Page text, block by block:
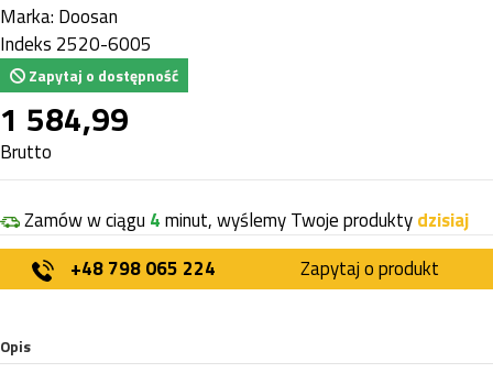
Marka: Doosan
Indeks 2520-6005
Zapytaj o dostępność
1 584,99
Brutto
Zamów w ciągu 4minut, wyślemy Twoje produktydzisiaj
+48 798 065 224
Zapytaj o produkt
Opis